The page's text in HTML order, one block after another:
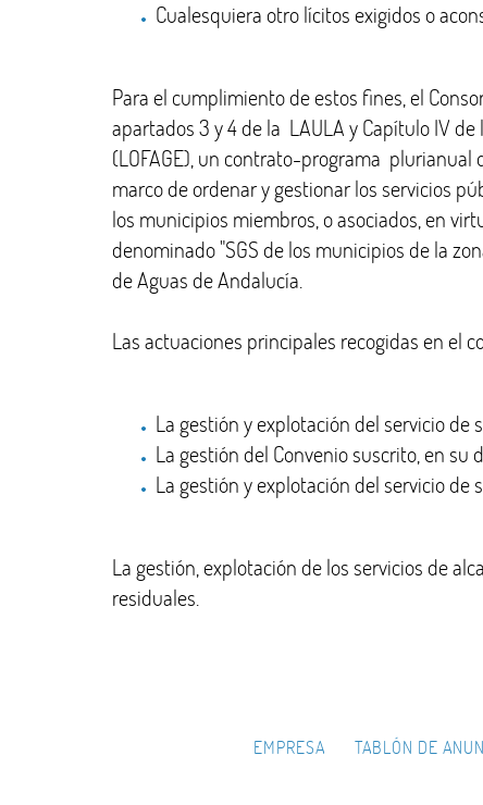
Cualesquiera otro lícitos exigidos o
Para el cumplimiento de estos fines, el
apartados 3 y 4 de la LAULA y Capítulo IV
(LOFAGE), un contrato-programa plurianual
marco de ordenar y gestionar los servicios
los municipios miembros, o asociados, en
denominado "SGS de los municipios de la
de Aguas de Andalucía.
Las actuaciones principales recogidas en el
La gestión y explotación del servicio
La gestión del Convenio suscrito, en su
La gestión y explotación del servicio
La gestión, explotación de los servicios de
residuales.
EMPRESA TABLÓN DE